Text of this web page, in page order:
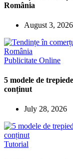
România
August 3, 2026
Publicitate Online
5 modele de
conținut
July 28, 2026
Tutorial